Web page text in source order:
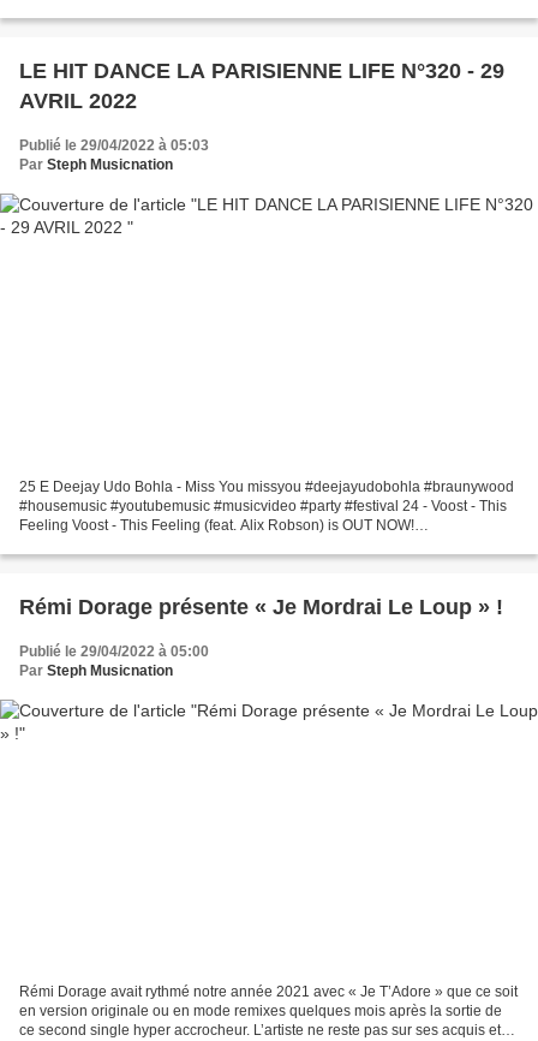
LE HIT DANCE LA PARISIENNE LIFE N°320 - 29
AVRIL 2022
Publié le 29/04/2022 à 05:03
Par Steph Musicnation
25 E Deejay Udo Bohla - Miss You missyou #deejayudobohla #braunywood
#housemusic #youtubemusic #musicvideo #party #festival 24 - Voost - This
Feeling Voost - This Feeling (feat. Alix Robson) is OUT NOW!
robson!YTSubscribe...
Rémi Dorage présente « Je Mordrai Le Loup » !
Publié le 29/04/2022 à 05:00
Par Steph Musicnation
Rémi Dorage avait rythmé notre année 2021 avec « Je T’Adore » que ce soit
en version originale ou en mode remixes quelques mois après la sortie de
ce second single hyper accrocheur. L’artiste ne reste pas sur ses acquis et